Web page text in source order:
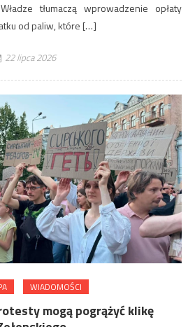
tłumaczą wprowadzenie opłaty
od paliw, które […]
22 lipca 2026
WIADOMOŚCI
mogą pogrążyć klikę